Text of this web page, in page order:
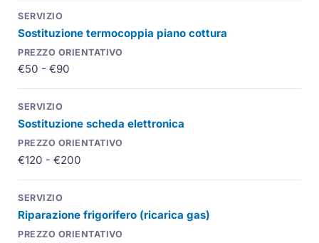
Sostituzione termocoppia piano cottura
€50 - €90
Sostituzione scheda elettronica
€120 - €200
Riparazione frigorifero (ricarica gas)